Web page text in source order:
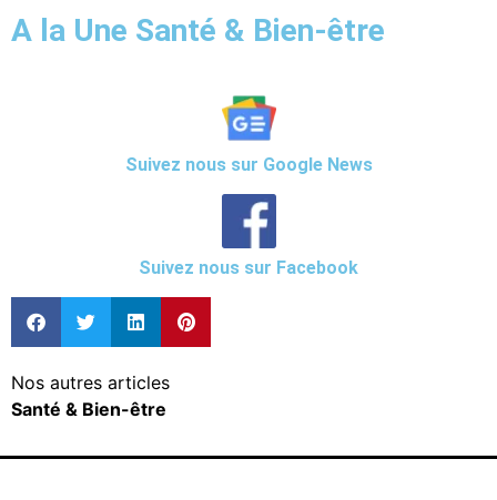
A la Une Santé & Bien-être
Suivez nous sur Google News
Suivez nous sur Facebook
Nos autres articles
Santé & Bien-être